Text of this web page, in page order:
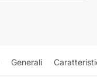
Generali